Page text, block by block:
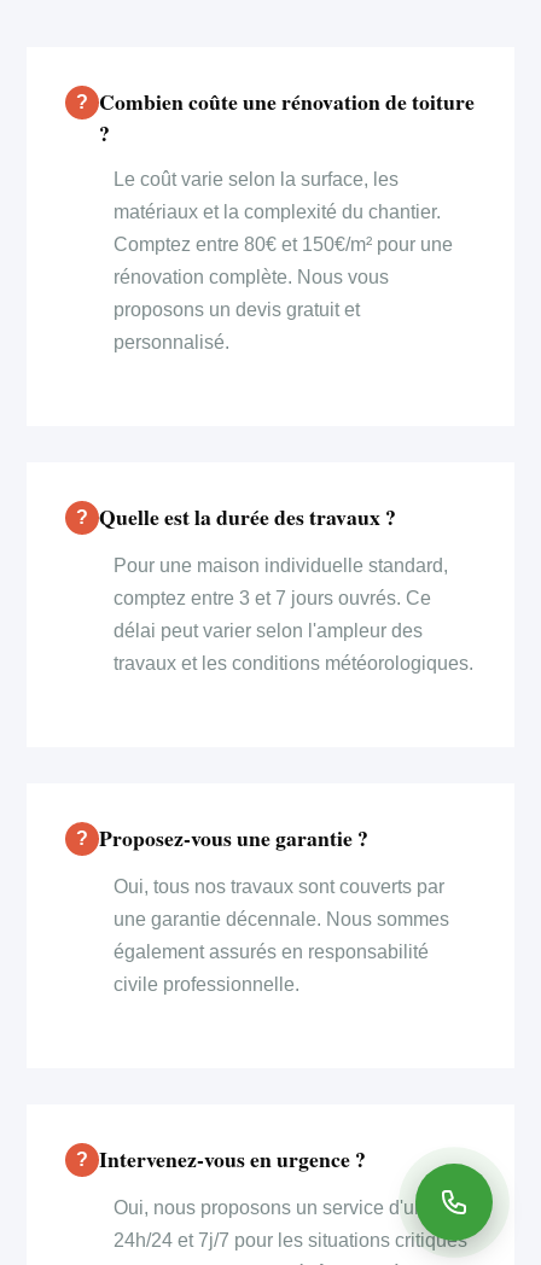
Combien coûte une rénovation de toiture
?
Le coût varie selon la surface, les
matériaux et la complexité du chantier.
Comptez entre 80€ et 150€/m² pour une
rénovation complète. Nous vous
proposons un devis gratuit et
personnalisé.
Quelle est la durée des travaux ?
Pour une maison individuelle standard,
comptez entre 3 et 7 jours ouvrés. Ce
délai peut varier selon l'ampleur des
travaux et les conditions météorologiques.
Proposez-vous une garantie ?
Oui, tous nos travaux sont couverts par
une garantie décennale. Nous sommes
également assurés en responsabilité
civile professionnelle.
Intervenez-vous en urgence ?
Oui, nous proposons un service d'urgence
24h/24 et 7j/7 pour les situations critiques